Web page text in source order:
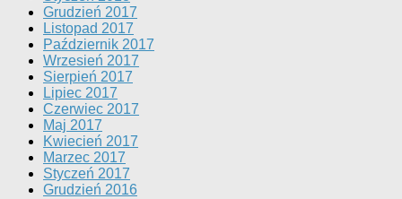
Grudzień 2017
Listopad 2017
Październik 2017
Wrzesień 2017
Sierpień 2017
Lipiec 2017
Czerwiec 2017
Maj 2017
Kwiecień 2017
Marzec 2017
Styczeń 2017
Grudzień 2016